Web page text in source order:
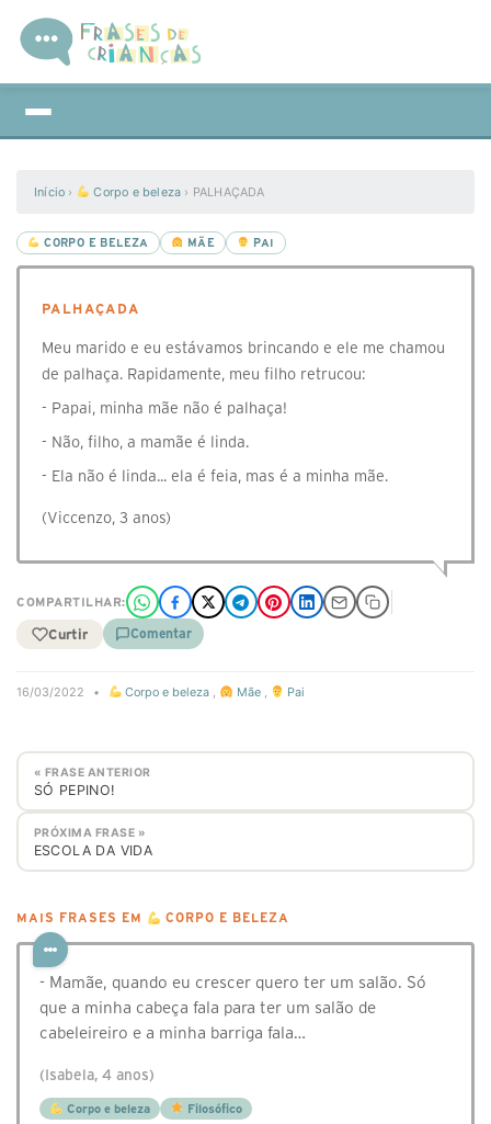
Início › Corpo e beleza › PALHAÇADA
CORPO E BELEZA MÃE PAI
PALHAÇADA
Meu marido e eu estávamos brincando e ele me chamou
de palhaça. Rapidamente, meu filho retrucou:
- Papai, minha mãe não é palhaça!
- Não, filho, a mamãe é linda.
- Ela não é linda... ela é feia, mas é a minha mãe.
(Viccenzo, 3 anos)
COMPARTILHAR:
Curtir Comentar
16/03/2022 • Corpo e beleza , Mãe, Pai
« FRASE ANTERIOR
SÓ PEPINO!
PRÓXIMA FRASE »
ESCOLA DA VIDA
MAIS FRASES EM CORPO E BELEZA
- Mamãe, quando eu crescer quero ter um salão. Só
que a minha cabeça fala para ter um salão de
cabeleireiro e a minha barriga fala…
(Isabela, 4 anos)
Corpo e beleza Filosófico